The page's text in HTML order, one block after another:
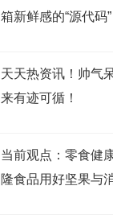
箱新鲜感的“源代码”
天天热资讯！帅气
来有迹可循！
当前观点：零食健
隆食品用好坚果与